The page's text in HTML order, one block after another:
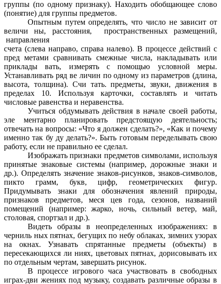
группы (по одному признаку). Находить обобщающее слово
(понятие) для группы предметов.
Опытным путем определять, что число не зависит от
величи ны, расстояния, пространственных размещений,
направления
счета (слева направо, справа налево). В процессе действий с
пред метами сравнивать смежные числа, накладывать или
приклады вать, измерять с помощью условной меры.
Устанавливать ряд ве личин по одному из параметров (длина,
высота, толщина). Счи тать. предметы, звуки, движения в
пределах 10. Используя карточки, составлять и читать
числовые равенства и неравенства.
Учиться обдумывать действия в начале своей работы,
эле ментарно планировать предстоящую деятельность;
отвечать на вопросы: «Что я должен сделать?», «Как и почему
именно так бу ду делать?». Быть готовым переделывать свою
работу, если не правильно ее сделал.
Изображать признаки предметов символами, используя
принятые знаковые системы (например, дорожные знаки и
др.). Определять значение знаков-рисунков, знаков-символов,
пикто грамм, букв, цифр, геометрических фигур.
Придумывать знаки для обозначения явлений природы,
признаков предметов, меся цев года, сезонов, названий
помещений (например: жарко, ночь, сильный ветер, май,
столовая, спортзал и др.).
Видеть образы в неопределенных изображениях: в
черниль ных пятнах, бегущих по небу облаках, зимних узорах
на окнах. Узнавать спрятанные предметы (объекты) в
пересекающихся ли ниях, цветовых пятнах, дорисовывать их
по отдельным чертам, завершать рисунок.
В процессе игрового часа участвовать в свободных
играх-дви жениях под музыку, создавать различные образы в